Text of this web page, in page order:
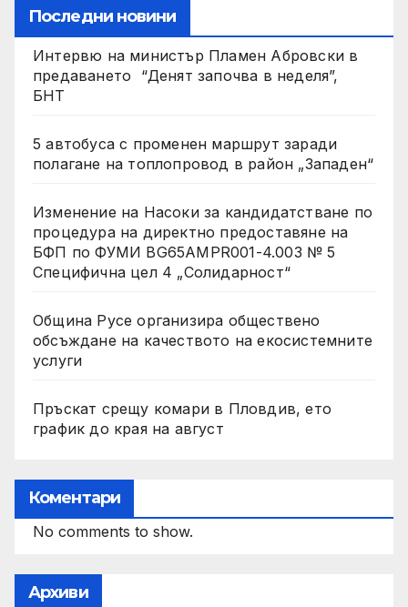
Последни новини
Интервю на министър Пламен Абровски в
предаването “Денят започва в неделя”,
БНТ
5 автобуса с променен маршрут заради
полагане на топлопровод в район „Западен“
Изменение на Насоки за кандидатстване по
процедура на директно предоставяне на
БФП по ФУМИ BG65AMPR001-4.003 № 5
Специфична цел 4 „Солидарност“
Община Русе организира обществено
обсъждане на качеството на екосистемните
услуги
Пръскат срещу комари в Пловдив, ето
график до края на август
Коментари
No comments to show.
Архиви